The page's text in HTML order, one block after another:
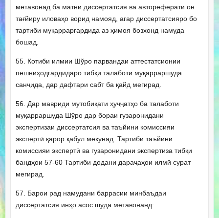
метавонад ба матни диссертатсия ва автореферати он
тағйиру иловаҳо ворид намояд, агар диссертатсияро бо
тартиби муқарраргардида аз ҳимоя бозхонд намуда
бошад.
55. Котиби илмии Шўро парвандаи аттестатсионии
пешниҳодгардидаро тибқи талаботи муқарраршуда
санҷида, дар дафтари сабт ба қайд мегирад.
56. Дар мавриди мутобиқати ҳуҷҷатҳо ба талаботи
муқарраршуда Шўро дар бораи гузаронидани
экспертизаи диссертатсия ва таъйини комиссияи
экспертӣ қарор қабул мекунад. Тартиби таъйини
комиссияи экспертӣ ва гузаронидани экспертиза тибқи
бандҳои 57-60 Тартиби додани дараҷаҳои илмӣ сурат
мегирад.
57. Барои рад намудани баррасии минбаъдаи
диссертатсия инҳо асос шуда метавонанд: